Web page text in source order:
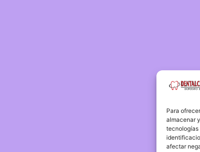
Para
almacenar
tecnologías
afectar